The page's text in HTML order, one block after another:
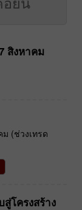
สิงหาคม
(ช่วงเทรด
โครงสร้าง